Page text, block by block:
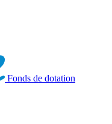
Fonds de dotation